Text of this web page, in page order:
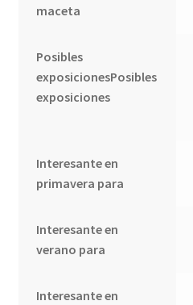
maceta
Posibles
exposicionesPosibles
exposiciones
Interesante en
primavera para
Interesante en
verano para
Interesante en